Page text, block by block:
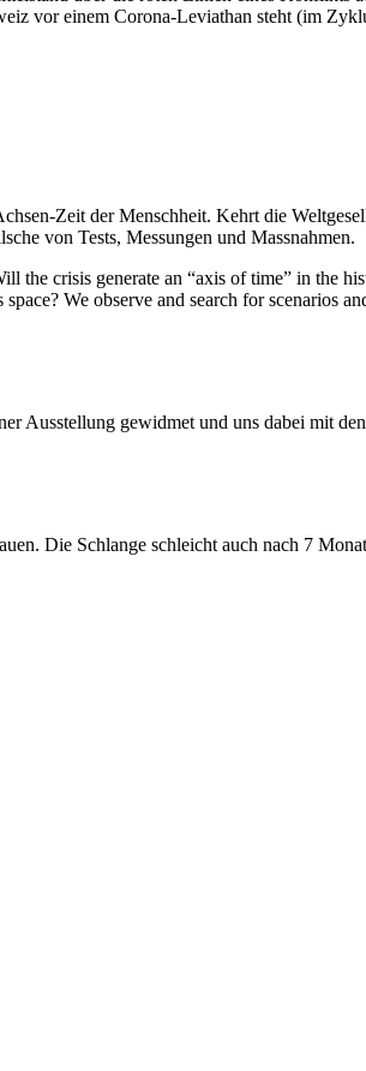
vor einem Corona-Leviathan steht (im
Zeit der Menschheit. Kehrt die
von Tests, Messungen und Massnahmen.
the crisis generate an “axis of time” in the
We observe and search for scenarios
Ausstellung gewidmet und uns dabei mit
Die Schlange schleicht auch nach 7